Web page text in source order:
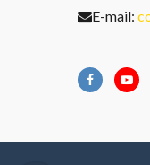
E-mail: